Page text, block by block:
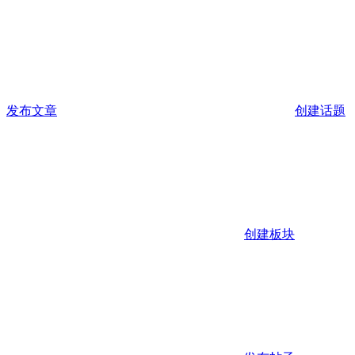
发布文章 创建话题
创建板块